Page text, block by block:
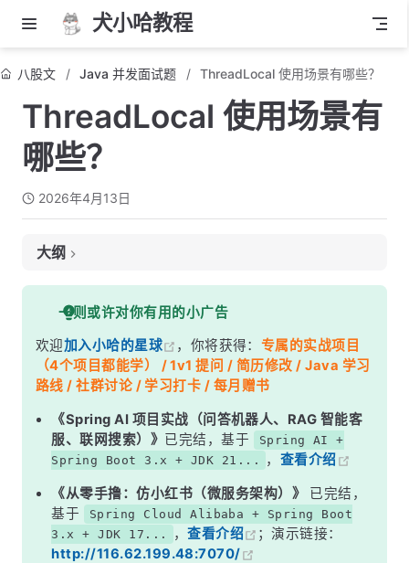
犬小哈教程
八股文 Java 并发面试题 ThreadLocal 使用场景有哪些？
ThreadLocal 使用场景有
哪些？
2026年4月13日
大纲
面试考察点
核心答案
深度解析
一、上下文信息传递——避免参数层层透传
二、线程安全的工具类——SimpleDateFormat 是经典案例
三、Spring 事务管理——框架级的经典用法
面试高频追问
常见面试变体
一则或许对你有用的小广告
欢迎加入小哈的星球 ，你将获得： 专属的实战项目
（4个项目都能学） / 1v1 提问 / 简历修改 / Java 学习
路线 / 社群讨论 / 学习打卡 / 每月赠书
《Spring AI 项目实战（问答机器人、RAG 智能客
服、联网搜索）》 已完结，基于
Spring AI +
Spring Boot 3.x + JDK 21...
， 查看介绍
《从零手撸：仿小红书（微服务架构）》
已完结，
基于
Spring Cloud Alibaba + Spring Boot
3.x + JDK 17...
，查看介绍
；演示链接：
http://116.62.199.48:7070/